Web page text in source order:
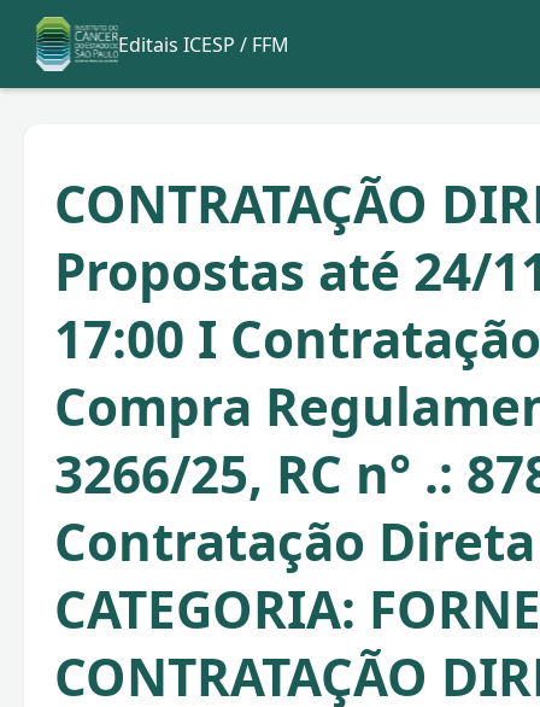
Editais ICESP / FFM
CONTRATAÇÃO
Propostas até 24/
17:00 I
Compra
3266/25, RC n° .:
Contratação Direta
CATEGORIA:
CONTRATAÇÃO